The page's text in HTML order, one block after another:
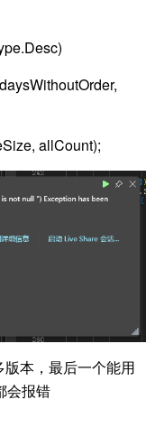
allCount);
本，最后一个能用
会报错